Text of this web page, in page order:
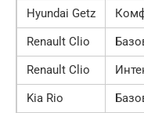
Hyundai Getz
Renault Clio
Renault Clio
Kia Rio